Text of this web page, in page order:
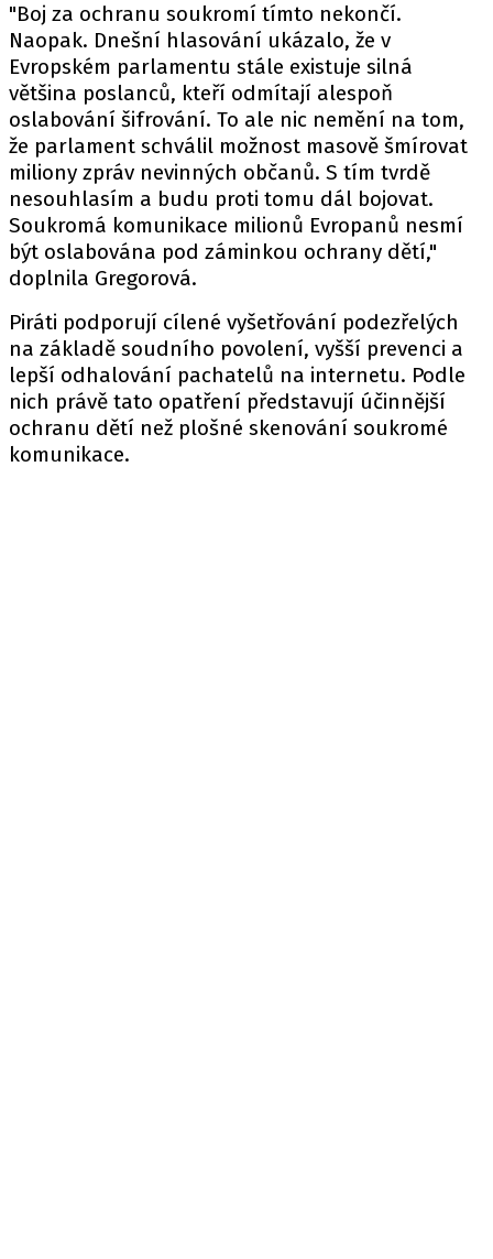
"Boj za ochranu soukromí tímto nekončí.
Naopak. Dnešní hlasování ukázalo, že v
Evropském parlamentu stále existuje silná
většina poslanců, kteří odmítají alespoň
oslabování šifrování. To ale nic nemění na tom,
že parlament schválil možnost masově šmírovat
miliony zpráv nevinných občanů. S tím tvrdě
nesouhlasím a budu proti tomu dál bojovat.
Soukromá komunikace milionů Evropanů nesmí
být oslabována pod záminkou ochrany dětí,"
doplnila Gregorová.
Piráti podporují cílené vyšetřování podezřelých
na základě soudního povolení, vyšší prevenci a
lepší odhalování pachatelů na internetu. Podle
nich právě tato opatření představují účinnější
ochranu dětí než plošné skenování soukromé
komunikace.